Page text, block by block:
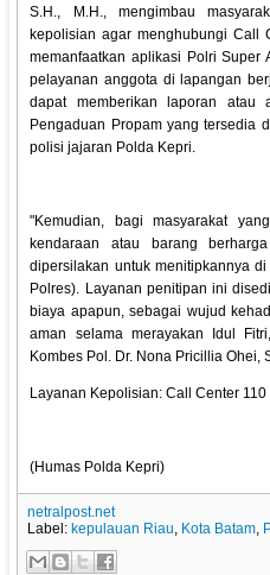
S.H., M.H., mengimbau
kepolisian agar menghubungi Call
memanfaatkan aplikasi Polri Super
pelayanan anggota di lapangan
dapat memberikan laporan atau
Pengaduan Propam yang tersedia
polisi jajaran Polda Kepri.
"Kemudian, bagi masyarakat
kendaraan atau barang
dipersilakan untuk menitipkannya
Polres). Layanan penitipan ini
biaya apapun, sebagai wujud
aman selama merayakan Idul
Kombes Pol. Dr. Nona Pricillia Ohei,
Layanan Kepolisian: Call Center 110
(Humas Polda Kepri)
netralpost.net
Label: kepulauan Riau, Kota Batam,